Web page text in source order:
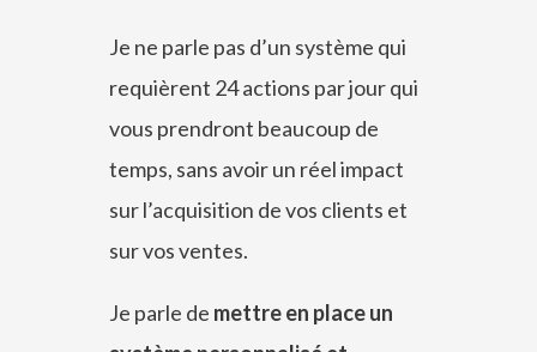
Je ne parle pas d’un système qui
requièrent 24 actions par jour qui
vous prendront beaucoup de
temps, sans avoir un réel impact
sur l’acquisition de vos clients et
sur vos ventes.
Je parle de mettre en place un